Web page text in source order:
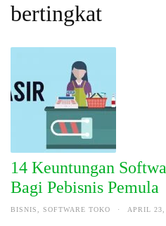
bertingkat
14 Keuntungan
Bagi Pebisnis
BISNIS SOFTWARE TOKO · APRIL 23,